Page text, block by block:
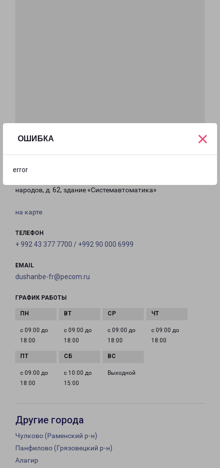
ОШИБКА
error
×
народов, д. 62, здание «Системавтоматика»
на карте
ТЕЛЕФОН
+ 992 43 377 7700 / +992 90 000 6999
EMAIL
dushanbe-fr@pecom.ru
ГРАФИК РАБОТЫ
с 09:00 до
18:00
с 09:00 до
18:00
с 09:00 до
18:00
с 09:00 до
18:00
с 09:00 до
18:00
с 10:00 до
15:00
Выходной
Другие города
Чулково (Раменский р-н)
Панфилово (Грязовецкий р-н)
Алагир